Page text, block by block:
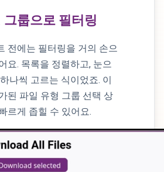
그룹으로 필터링
전에는 필터링을 거의 손으
요. 목록을 정렬하고, 눈으
나씩 고르는 식이었죠. 이
된 파일 유형 그룹 선택 상
르게 좁힐 수 있어요.